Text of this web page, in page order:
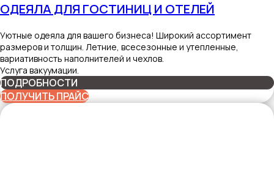
ОДЕЯЛА ДЛЯ ГОСТИНИЦ И ОТЕЛЕЙ
Уютные одеяла для вашего бизнеса! Широкий ассортимент
размеров и толщин. Летние, всесезонные и утепленные,
вариативность наполнителей и чехлов.
Услуга вакуумации.
ПОДРОБНОСТИ
ПОЛУЧИТЬ ПРАЙС